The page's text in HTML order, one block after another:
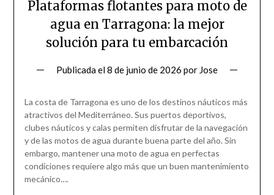
Plataformas flotantes para moto de
agua en Tarragona: la mejor
solución para tu embarcación
Publicada el8 de junio de 2026 por Jose
La costa de Tarragona es uno de los destinos náuticos más
atractivos del Mediterráneo. Sus puertos deportivos,
clubes náuticos y calas permiten disfrutar de la navegación
y de las motos de agua durante buena parte del año. Sin
embargo, mantener una moto de agua en perfectas
condiciones requiere algo más que un buen mantenimiento
mecánico….